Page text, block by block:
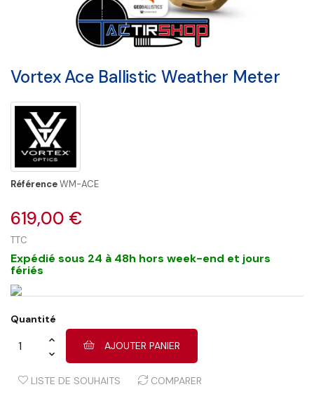
Vortex Ace Ballistic Weather Meter
RéférenceWM-ACE
619,00 €
TTC
Expédié sous 24 à 48h hors week-end et jours
fériés
Quantité
AJOUTER PANIER
LISTE DE SOUHAITS COMPARER